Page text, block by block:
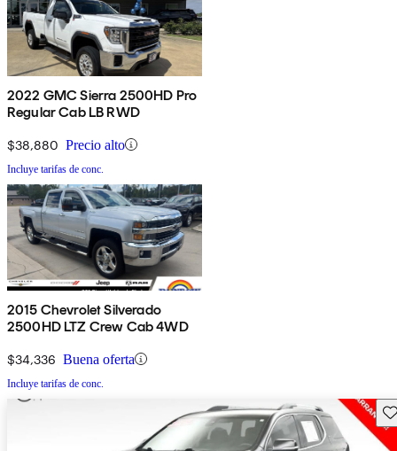
2022 GMC Sierra 2500HD Pro
Regular Cab LB RWD
$38,880 Precio alto
Incluye tarifas de conc.
2015 Chevrolet Silverado
2500HD LTZ Crew Cab 4WD
$34,336 Buena oferta
Incluye tarifas de conc.